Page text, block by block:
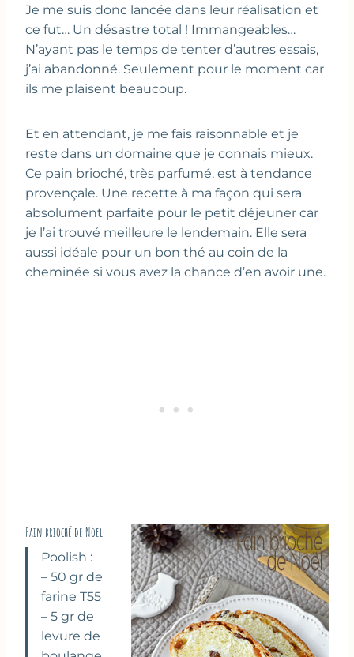
Je me suis donc lancée dans leur réalisation et
ce fut… Un désastre total ! Immangeables…
N’ayant pas le temps de tenter d’autres essais,
j’ai abandonné. Seulement pour le moment car
ils me plaisent beaucoup.
Et en attendant, je me fais raisonnable et je
reste dans un domaine que je connais mieux.
Ce pain brioché, très parfumé, est à tendance
provençale. Une recette à ma façon qui sera
absolument parfaite pour le petit déjeuner car
je l’ai trouvé meilleure le lendemain. Elle sera
aussi idéale pour un bon thé au coin de la
cheminée si vous avez la chance d’en avoir une.
Pain brioché de Noël
Poolish :
– 50 gr de
farine T55
– 5 gr de
levure de